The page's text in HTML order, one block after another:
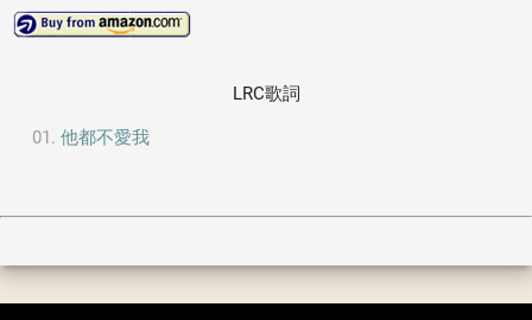
LRC歌詞
他都不愛我